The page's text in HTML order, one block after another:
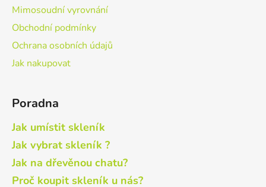
Mimosoudní vyrovnání
Obchodní podmínky
Ochrana osobních údajů
Jak nakupovat
Poradna
Jak umístit skleník
Jak vybrat skleník ?
Jak na dřevěnou chatu?
Proč koupit skleník u nás?